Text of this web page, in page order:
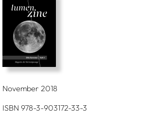
November 2018
ISBN 978-3-903172-33-3